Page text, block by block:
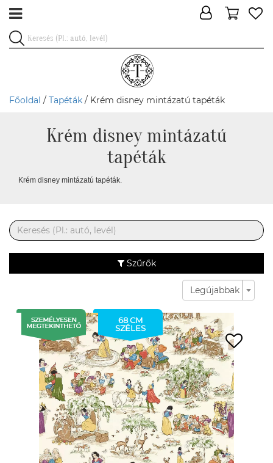
Főoldal / Tapéták / Krém disney mintázatú tapéták
Krém disney mintázatú
tapéták
Krém disney mintázatú tapéták.
Szűrők
Legújabbak
68 CM
SZÉLES